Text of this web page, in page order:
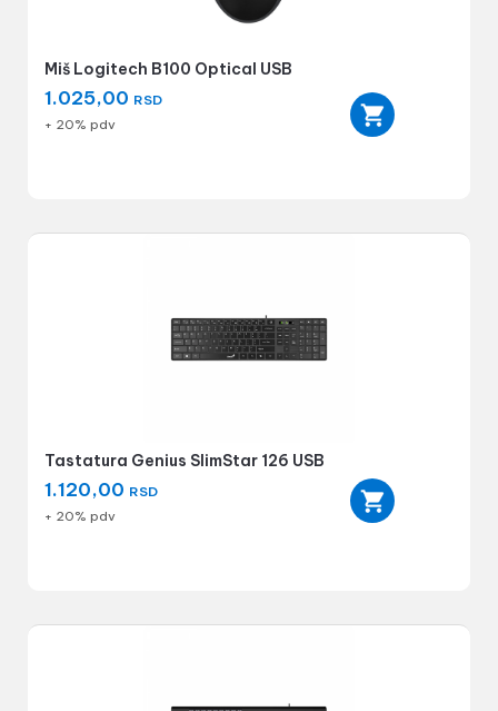
Miš Logitech B100 Optical USB
1.025,00 RSD
+ 20% pdv
Tastatura Genius SlimStar 126 USB
1.120,00 RSD
+ 20% pdv